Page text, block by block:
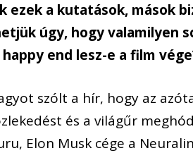
ezek a kutatások, mások
úgy, hogy valamilyen
end lesz-e a film
szólt a hír, hogy az
és a világűr
Elon Musk cége a